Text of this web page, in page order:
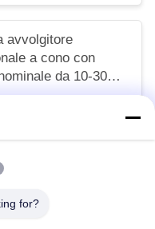
avvolgitore
a cono con
da 10-30KN
a benzina per
for?